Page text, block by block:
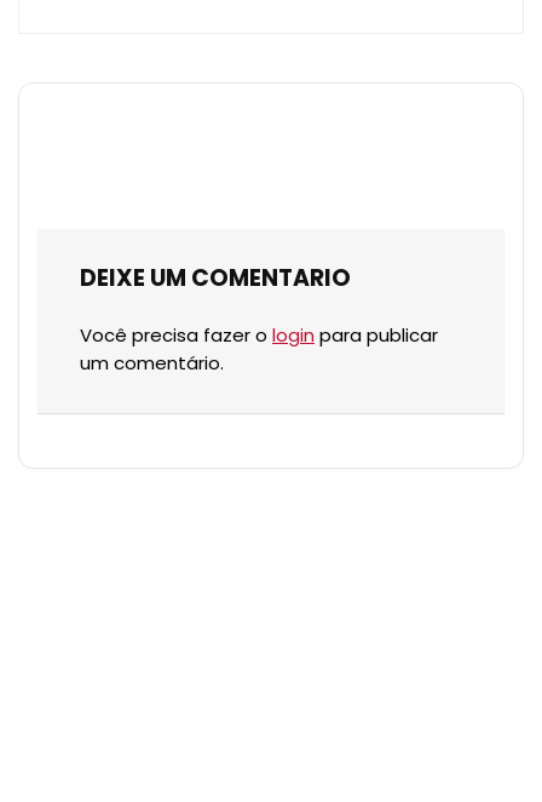
DEIXE UM COMENTARIO
Você precisa fazer o login para publicar
um comentário.